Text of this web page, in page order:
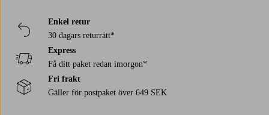
Enkel retur
30 dagars returrätt*
Express
Få ditt paket redan imorgon*
Fri frakt
Gäller för postpaket över 649 SEK